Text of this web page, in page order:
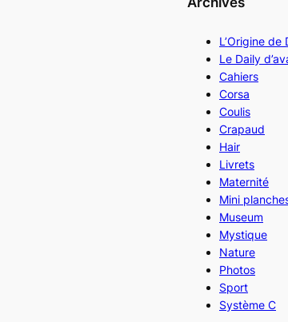
L’Origine de
Le Daily
Cahiers
Corsa
Coulis
Crapaud
Hair
Livrets
Maternité
Mini
Museum
Mystique
Nature
Photos
Sport
Système C